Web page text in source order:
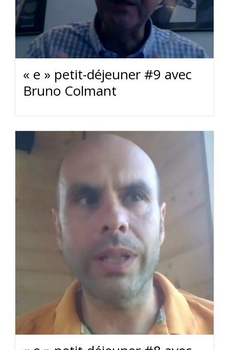
« e » petit-déjeuner #9 avec
Bruno Colmant